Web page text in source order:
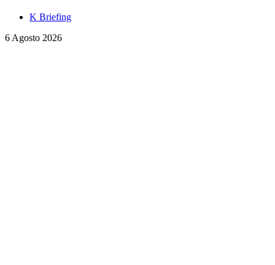
K Briefing
6 Agosto 2026